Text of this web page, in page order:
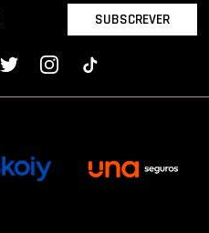
SUBSCREVER